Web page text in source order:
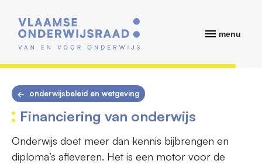
menu
onderwijsbeleid en wetgeving
Financiering van onderwijs
Onderwijs doet meer dan kennis bijbrengen en
diploma’s afleveren. Het is een motor voor de